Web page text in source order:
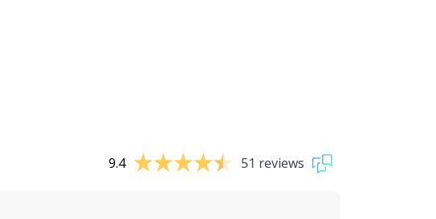
9.4 51 reviews